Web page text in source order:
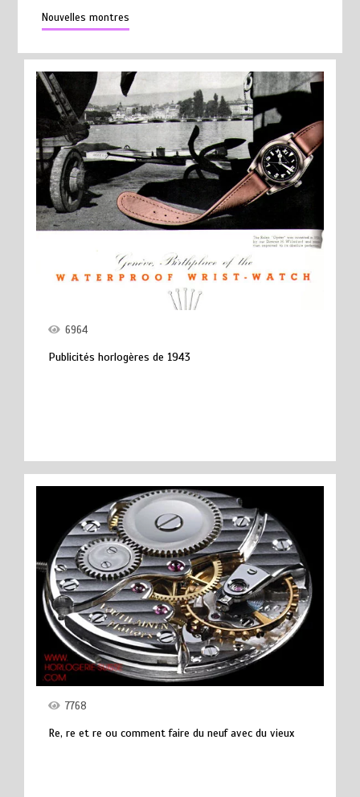
Nouvelles montres
6964
Publicités horlogères de 1943
7768
Re, re et re ou comment faire du neuf avec du vieux